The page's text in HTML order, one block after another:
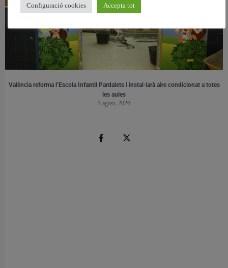
València reforma l’Escola Infantil Pardalets i instal·larà aire condicionat a totes
les aules
5 agost, 2026
Configuració cookies Accepta tot